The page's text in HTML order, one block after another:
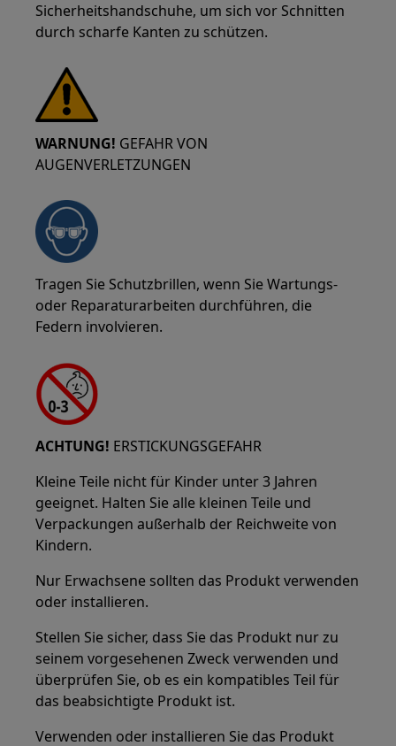
Sicherheitshandschuhe, um sich vor Schnitten
durch scharfe Kanten zu schützen.
WARNUNG! GEFAHR VON
AUGENVERLETZUNGEN
Tragen Sie Schutzbrillen, wenn Sie Wartungs-
oder Reparaturarbeiten durchführen, die
Federn involvieren.
ACHTUNG! ERSTICKUNGSGEFAHR
Kleine Teile nicht für Kinder unter 3 Jahren
geeignet. Halten Sie alle kleinen Teile und
Verpackungen außerhalb der Reichweite von
Kindern.
Nur Erwachsene sollten das Produkt verwenden
oder installieren.
Stellen Sie sicher, dass Sie das Produkt nur zu
seinem vorgesehenen Zweck verwenden und
überprüfen Sie, ob es ein kompatibles Teil für
das beabsichtigte Produkt ist.
Verwenden oder installieren Sie das Produkt